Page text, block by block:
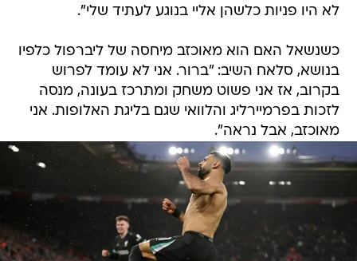
לא היו פניות כלשהן אליי בנוגע לעתיד שלי".
כשנשאל האם הוא מאוכזב מיחסה של ליברפול כלפיו
בנושא, סלאח השיב: "ברור. אני לא עומד לפרוש
בקרוב, אז אני פשוט משחק ומתרכז בעונה, מנסה
לזכות בפרמיירליג והלוואי שגם בליגת האלופות. אני
מאוכזב, אבל נראה".